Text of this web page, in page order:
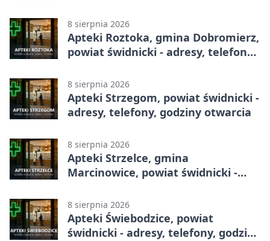
8 sierpnia 2026
Apteki Roztoka, gmina Dobromierz,
powiat świdnicki - adresy, telefony,
8 sierpnia 2026
Apteki Strzegom, powiat świdnicki -
adresy, telefony, godziny otwarcia
8 sierpnia 2026
Apteki Strzelce, gmina
Marcinowice, powiat świdnicki -
8 sierpnia 2026
Apteki Świebodzice, powiat
świdnicki - adresy, telefony, godziny